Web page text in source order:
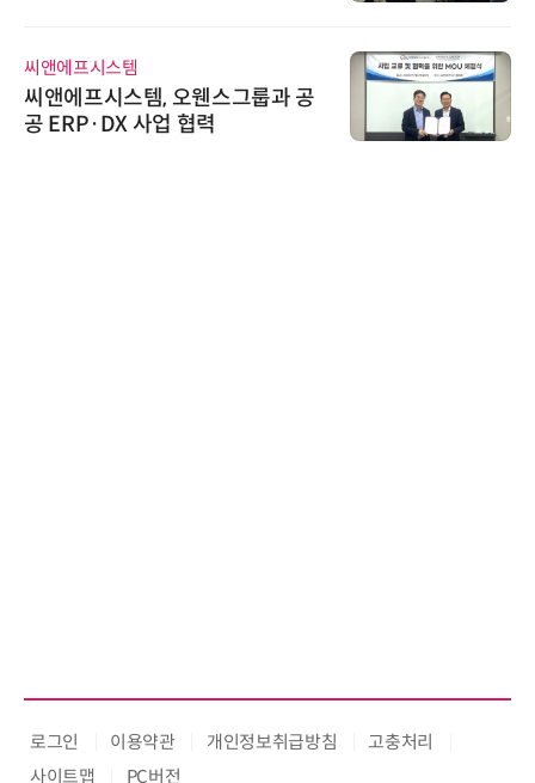
씨앤에프시스템
씨앤에프시스템, 오웬스그룹과 공
공 ERP·DX 사업 협력
로그인 이용약관 개인정보취급방침
고충처리
사이트맵
PC버전